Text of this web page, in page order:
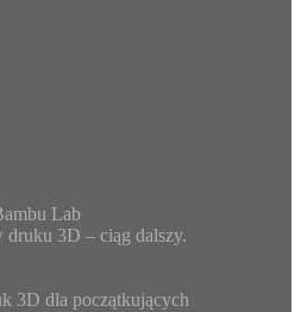
Lab
druku 3D – ciąg dalszy.
3D dla początkujących